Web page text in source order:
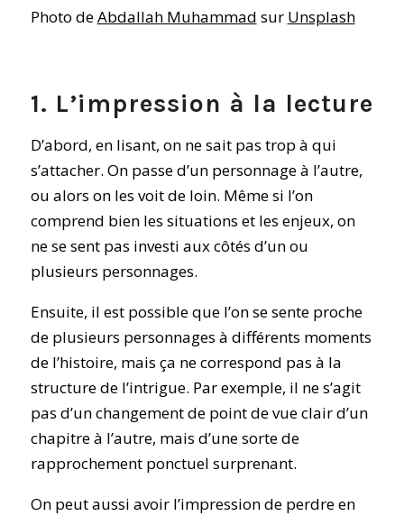
Photo deAbdallah Muhammad sur Unsplash
1. L’impression à la lecture
D’abord, en lisant, on ne sait pas trop à qui
s’attacher. On passe d’un personnage à l’autre,
ou alors on les voit de loin. Même si l’on
comprend bien les situations et les enjeux, on
ne se sent pas investi aux côtés d’un ou
plusieurs personnages.
Ensuite, il est possible que l’on se sente proche
de plusieurs personnages à différents moments
de l’histoire, mais ça ne correspond pas à la
structure de l’intrigue. Par exemple, il ne s’agit
pas d’un changement de point de vue clair d’un
chapitre à l’autre, mais d’une sorte de
rapprochement ponctuel surprenant.
On peut aussi avoir l’impression de perdre en